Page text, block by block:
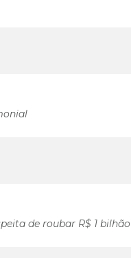
de roubar R$ 1 bilhão